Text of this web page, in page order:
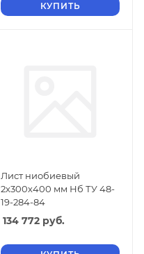
КУПИТЬ
Лист ниобиевый
2х300х400 мм Нб ТУ 48-
19-284-84
134 772 руб.